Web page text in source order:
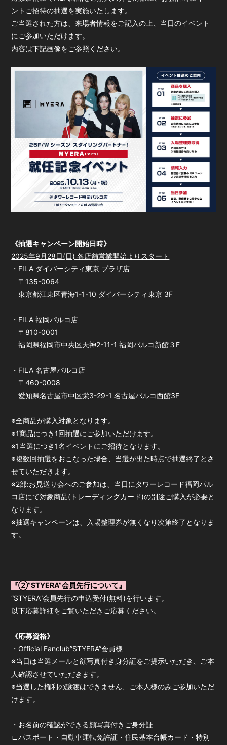
ントご招待の抽選を実施いたします。
ご当選された方は、来場者情報をご記入の上、当日のイベント
にご参加いただけます。
内容は下記画像をご参照ください。
《抽選キャンペーン開始日時》
2025年9月28日(日) 各店舗営業開始よりスタート
・FILA ダイバーシティ東京 プラザ店
〒135-0064
東京都江東区青海1-1-10 ダイバーシティ東京 3F
・FILA 福岡パルコ店
〒810-0001
福岡県福岡市中央区天神2-11-1福岡パルコ新館３F
・FILA 名古屋パルコ店
〒460-0008
愛知県名古屋市中区栄3-29-1 名古屋パルコ西館3F
※全商品が購入対象となります。
※1商品につき1回抽選にご参加いただけます。
※1当選につき1名イベントにご招待となります。
※複数回抽選をおこなった場合、当選が出た時点で抽選終了とさ
せていただきます。
※2部:お見送り会へのご参加は、当日にタワーレコード福岡パル
コ店にて対象商品(トレーディングカード)の別途ご購入が必要と
なります。
※抽選キャンペーンは、入場整理券が無くなり次第終了となりま
す。
『②”STYERA”会員先行について』
“STYERA”会員先行の申込受付(無料)を行います。
以下応募詳細をご覧いただきご応募ください。
《応募資格》
・Official Fanclub”STYERA”会員様
※当日は当選メールと顔写真付き身分証をご提示いただき、ご本
人確認させていただきます。
※当選した権利の譲渡はできません、ご本人様のみご参加いただ
けます。
・お名前の確認ができる顔写真付きご身分証
∟パスポート・自動車運転免許証・住民基本台帳カード・特別